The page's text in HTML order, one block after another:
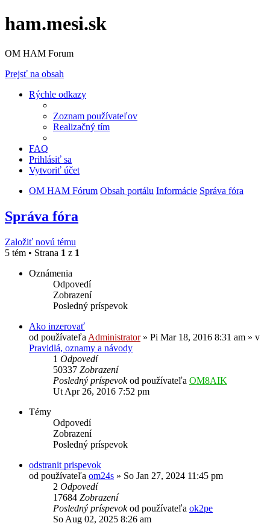
ham.mesi.sk
OM HAM Forum
Prejsť na obsah
Rýchle odkazy
Zoznam používateľov
Realizačný tím
FAQ
Prihlásiť sa
Vytvoriť účet
OM HAM Fórum Obsah portálu Informácie Správa fóra
Správa fóra
Založiť novú tému
5 tém • Strana 1 z 1
Oznámenia
Odpovedí
Zobrazení
Posledný príspevok
Ako inzerovať
od používateľa Administrator» Pi Mar 18, 2016 8:31 am » v
Pravidlá, oznamy a návody
1 Odpovedí
50337 Zobrazení
Posledný príspevokod používateľa OM8AIK
Ut Apr 26, 2016 7:52 pm
Témy
Odpovedí
Zobrazení
Posledný príspevok
odstranit prispevok
od používateľa om24s » So Jan 27, 2024 11:45 pm
2 Odpovedí
17684 Zobrazení
Posledný príspevokod používateľa ok2pe
So Aug 02, 2025 8:26 am